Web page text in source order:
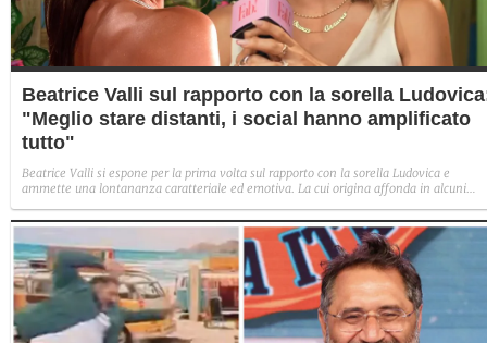
Beatrice Valli sul rapporto con la sorella
"Meglio stare distanti, i social hanno amplificato
tutto"
Beatrice Valli si espone per la prima volta sul rapporto con la sorella Ludovica e
ammette una lontananza caratteriale ed emotiva. La cui origina affonda in alcuni
aiutavamo. Non perché non volesse farlo, ma perché era più piccola e aveva un